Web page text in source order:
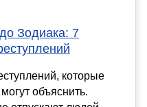
Зодиака: 7
которые
объяснить.